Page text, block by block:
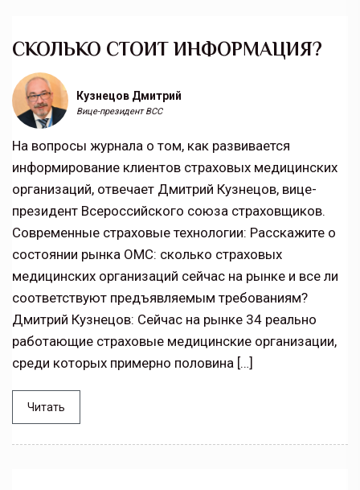
СКОЛЬКО СТОИТ ИНФОРМАЦИЯ?
Кузнецов Дмитрий
Вице-президент ВСС
На вопросы журнала о том, как развивается
информирование клиентов страховых медицинских
организаций, отвечает Дмитрий Кузнецов, вице-
президент Всероссийского союза страховщиков.
Современные страховые технологии: Расскажите о
состоянии рынка ОМС: сколько страховых
медицинских организаций сейчас на рынке и все ли
соответствуют предъявляемым требованиям?
Дмитрий Кузнецов: Сейчас на рынке 34 реально
работающие страховые медицинские организации,
среди которых примерно половина […]
Читать